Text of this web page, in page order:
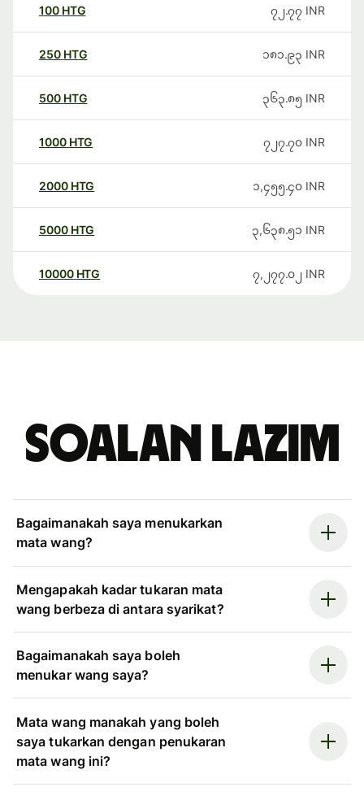
100 HTG ၇၂.၇၇ INR
250 HTG ၁၈၁.၉၃ INR
500 HTG ၃၆၃.၈၅ INR
1000 HTG ၇၂၇.၇၀ INR
2000 HTG ၁,၄၅၅.၄၀ INR
5000 HTG ၃,၆၃၈.၅၁ INR
10000 HTG ၇,၂၇၇.၀၂ INR
Soalan Lazim
Bagaimanakah saya menukarkan
mata wang?
Mengapakah kadar tukaran mata
wang berbeza di antara syarikat?
Bagaimanakah saya boleh
menukar wang saya?
Mata wang manakah yang boleh
saya tukarkan dengan penukaran
mata wang ini?